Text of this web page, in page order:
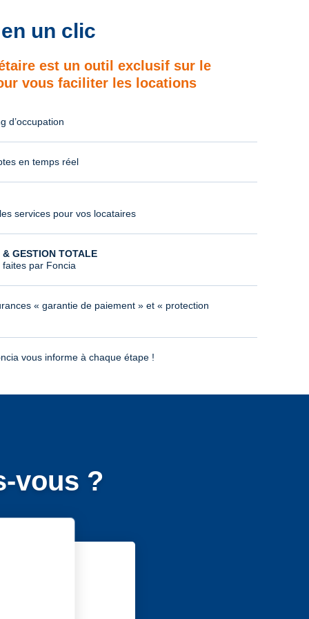
un clic
est un outil exclusif sur le
vous faciliter les locations
d’occupation
en temps réel
services pour vos locataires
& GESTION TOTALE
par Foncia
« garantie de paiement » et « protection
vous informe à chaque étape !
vous ?